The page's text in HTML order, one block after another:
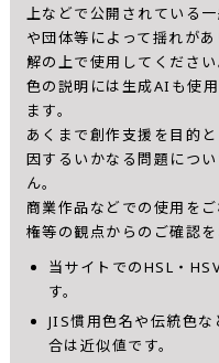
上などで公開されている
や団体等によって揺れが
解の上で使用してください
色の説明には生成AIも使
ます。
あくまで創作支援を目的
因するいかなる問題につ
ん。
商業作品などでの使用を
権等の観点からのご確認を
当サイトでのHSL・
す。
JIS慣用色名や伝統色
合は近似値です。